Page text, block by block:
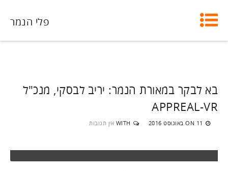
פלי הנמר
בא לבקר במאורת הנמר: יריב לבסקי, מנכ"ל
APPREAL-VR
ON 11 באוגוסט 2016 WITH אין תגובות